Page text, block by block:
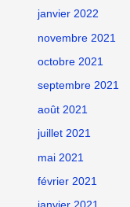
janvier 2022
novembre 2021
octobre 2021
septembre 2021
août 2021
juillet 2021
mai 2021
février 2021